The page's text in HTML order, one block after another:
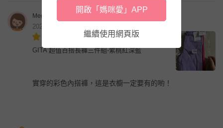
Meg
2022年11月
GITA 超值百搭長褲三件組-紫桃紅深藍
實穿的彩色內搭褲，這是衣櫥一定要有的喲！
開啟「媽咪愛」APP
繼續使用網頁版